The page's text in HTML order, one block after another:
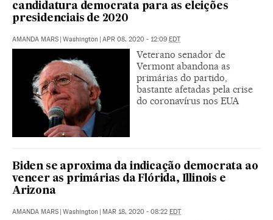
candidatura democrata para as eleições
presidenciais de 2020
AMANDA MARS | Washington | APR 08, 2020 - 12:09 EDT
Veterano senador de
Vermont abandona as
primárias do partido,
bastante afetadas pela crise
do coronavírus nos EUA
Biden se aproxima da indicação democrata ao
vencer as primárias da Flórida, Illinois e
Arizona
AMANDA MARS | Washington | MAR 18, 2020 - 08:22 EDT